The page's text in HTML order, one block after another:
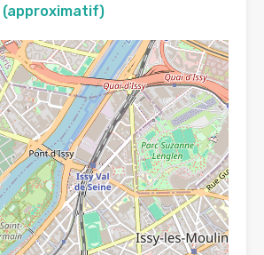
(approximatif)